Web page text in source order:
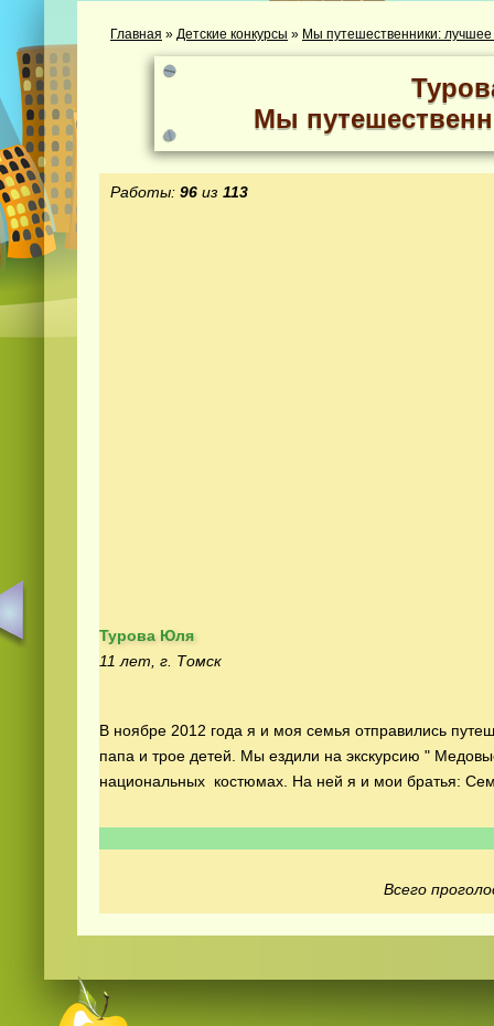
Главная » Детские конкурсы » Мы путешественники:
Мы
Работы: 96 из 113
Турова Юля
11 лет, г. Томск
В ноябре 2012 года я и моя семья отправились
папа и трое детей. Мы ездили на экскурсию "
национальных костюмах. На ней я и мои братья:
Всего